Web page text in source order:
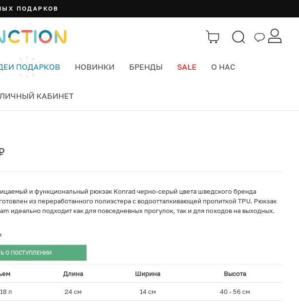
ПОДАРКОВ
ПОДАРКОВ НОВИНКИ БРЕНДЫ SALE О НАС
ЛИЧНЫЙ КАБИНЕТ
и функциональный рюкзак Konrad черно-серый цвета шведского бренда
из переработанного полиэстера с водоотталкивающей пропиткой TPU. Рюкзак
идеально подходит как для повседневных прогулок, так и для походов на выходных.
О ПОСТУПЛЕНИИ
Длина Ширина Высота
л 24 см 14 см 40 - 56 см